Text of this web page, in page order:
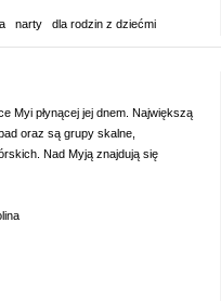
narty dla rodzin z dziećmi
Myi płynącej jej dnem. Największą
oraz są grupy skalne,
Nad Myją znajdują się